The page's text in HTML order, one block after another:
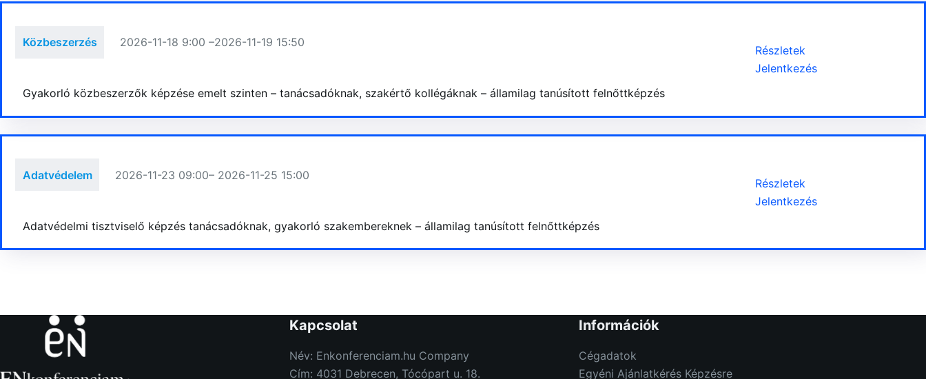
Közbeszerzés 2026-11-18 9:00 –2026-11-19 15:50
Gyakorló közbeszerzők képzése emelt szinten – tanácsadóknak, szakértő kollégáknak – államilag tanúsított felnőttképzés
Részletek
Jelentkezés
Adatvédelem 2026-11-23 09:00– 2026-11-25 15:00
Adatvédelmi tisztviselő képzés tanácsadóknak, gyakorló szakembereknek – államilag tanúsított felnőttképzés
Részletek
Jelentkezés
Kapcsolat
Név: Enkonferenciam.hu Company
Cím: 4031 Debrecen, Tócópart u. 18.
Információk
Cégadatok
Egyéni Ajánlatkérés Képzésre